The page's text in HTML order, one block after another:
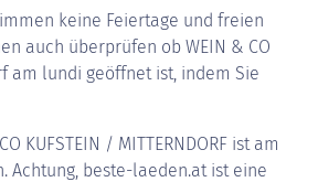
keine Feiertage und freien
auch überprüfen ob WEIN & CO
am lundi geöffnet ist, indem Sie
KUFSTEIN / MITTERNDORF ist am
Achtung, beste-laeden.at ist eine